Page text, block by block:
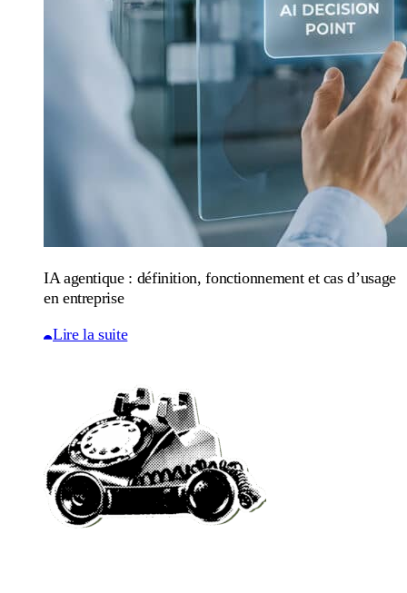
IA agentique : définition, fonctionnement et cas d’usage
en entreprise
Lire la suite